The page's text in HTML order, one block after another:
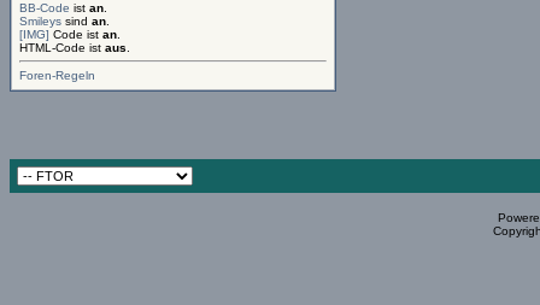
BB-Code ist an
Smileys sind an
[IMG] Code ist an
HTML-Code ist aus
Foren-Regeln